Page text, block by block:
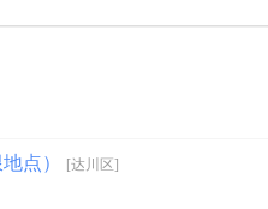
点） [达川区]